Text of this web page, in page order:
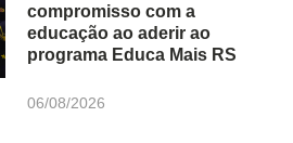
compromisso com a
educação ao aderir ao
programa Educa Mais RS
06/08/2026